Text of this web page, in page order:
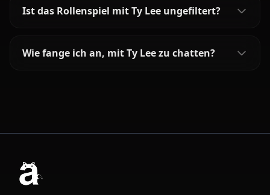
Ist das Rollenspiel mit Ty Lee ungefiltert?
Wie fange ich an, mit Ty Lee zu chatten?